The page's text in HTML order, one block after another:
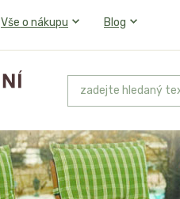
Vše o nákupu Blog